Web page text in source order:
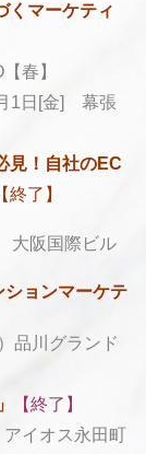
くマーケティ
】
[金] 幕張
見！ 自社のEC
終了】
際ビル
ョンマーケテ
グランド
【終了】
ス永田町